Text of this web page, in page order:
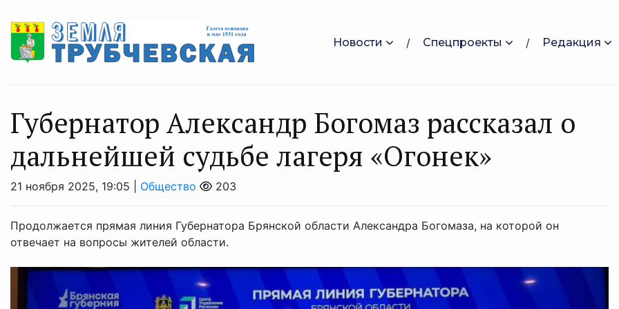
Новости Спецпроекты Редакция
Губернатор Александр Богомаз рассказал о
дальнейшей судьбе лагеря «Огонек»
21 ноября 2025, 19:05 | Общество 203
Продолжается прямая линия Губернатора Брянской области Александра Богомаза, на которой он
отвечает на вопросы жителей области.